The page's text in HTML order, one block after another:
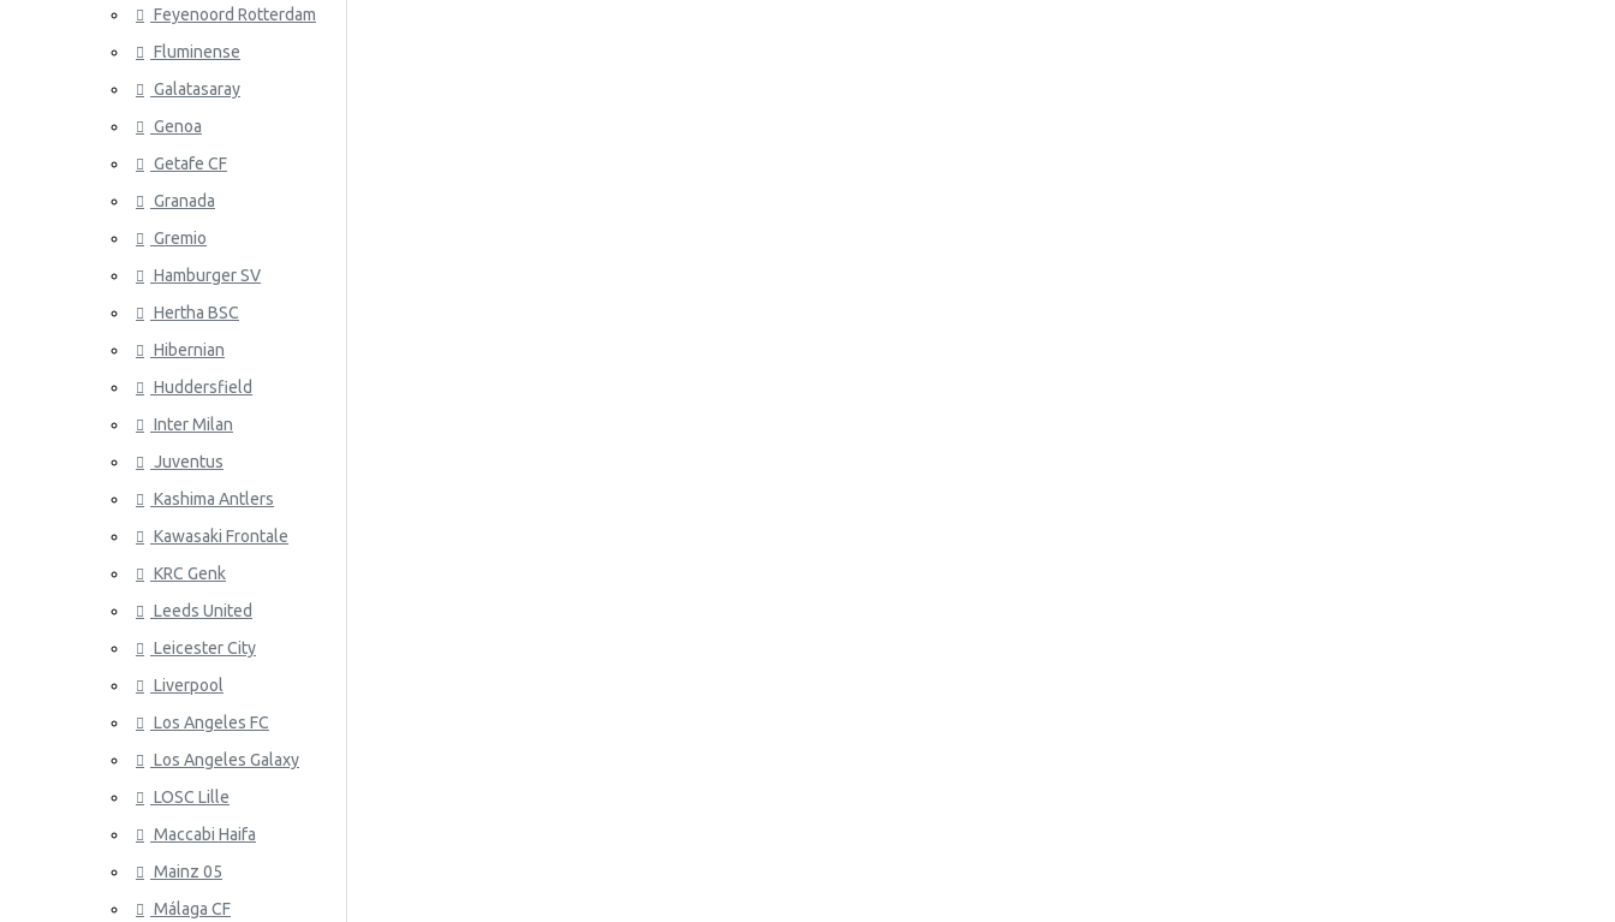
Espanja
Ruotsi
Tunisia
Turkki
Ukraina
Venezuela
Wales
Feyenoord Rotterdam
Fluminense
Galatasaray
Genoa
Getafe CF
Granada
Gremio
Hamburger SV
Hertha BSC
Hibernian
Huddersfield
Inter Milan
Juventus
Kashima Antlers
Kawasaki Frontale
KRC Genk
Leeds United
Leicester City
Liverpool
Los Angeles FC
Los Angeles Galaxy
LOSC Lille
Maccabi Haifa
Mainz 05
Málaga CF